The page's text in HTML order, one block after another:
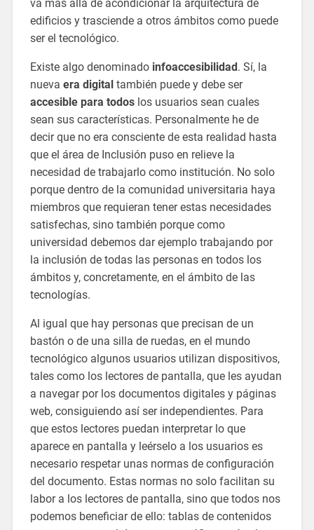
va más allá de acondicionar la arquitectura de
edificios y trasciende a otros ámbitos como puede
ser el tecnológico.
Existe algo denominado infoaccesibilidad. Sí, la
nueva era digitaltambién puede y debe ser
accesible para todoslos usuarios sean cuales
sean sus características. Personalmente he de
decir que no era consciente de esta realidad hasta
que el área de Inclusión puso en relieve la
necesidad de trabajarlo como institución. No solo
porque dentro de la comunidad universitaria haya
miembros que requieran tener estas necesidades
satisfechas, sino también porque como
universidad debemos dar ejemplo trabajando por
la inclusión de todas las personas en todos los
ámbitos y, concretamente, en el ámbito de las
tecnologías.
Al igual que hay personas que precisan de un
bastón o de una silla de ruedas, en el mundo
tecnológico algunos usuarios utilizan dispositivos,
tales como los lectores de pantalla, que les ayudan
a navegar por los documentos digitales y páginas
web, consiguiendo así ser independientes. Para
que estos lectores puedan interpretar lo que
aparece en pantalla y leérselo a los usuarios es
necesario respetar unas normas de configuración
del documento. Estas normas no solo facilitan su
labor a los lectores de pantalla, sino que todos nos
podemos beneficiar de ello: tablas de contenidos